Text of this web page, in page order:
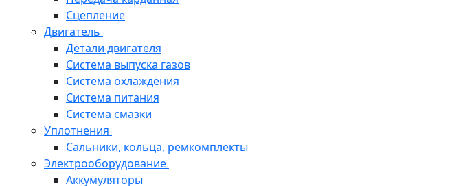
Сцепление
Двигатель
Детали двигателя
Система выпуска газов
Система охлаждения
Система питания
Система смазки
Уплотнения
Сальники, кольца, ремкомплекты
Электрооборудование
Аккумуляторы